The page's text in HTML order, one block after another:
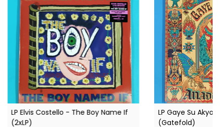
LP Elvis Costello - The Boy Name If
(2xLP)
LP Gaye Su Akyol
(Gatefold)